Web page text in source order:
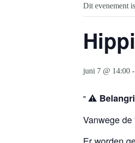
Dit evenement
juni 7 @ 14:00 -
⚠️
Vanwege